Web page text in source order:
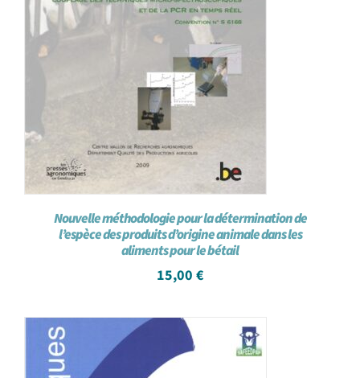
Nouvelle méthodologie pour la détermination de
l’espèce des produits d’origine animale dans les
aliments pour le bétail
15,00 €